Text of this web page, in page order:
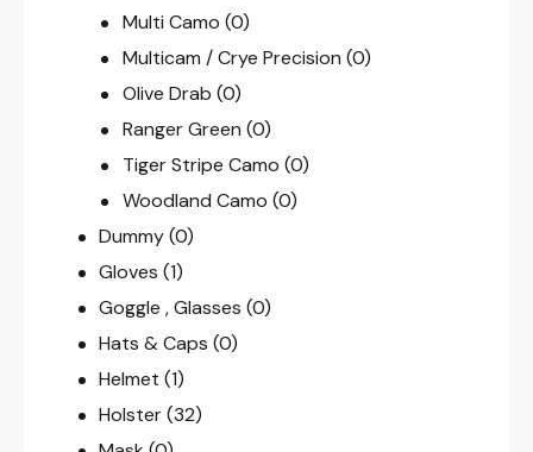
Multi Camo (0)
Multicam / Crye Precision (0)
Olive Drab (0)
Ranger Green (0)
Tiger Stripe Camo (0)
Woodland Camo (0)
Dummy (0)
Gloves (1)
Goggle , Glasses (0)
Hats & Caps (0)
Helmet (1)
Holster (32)